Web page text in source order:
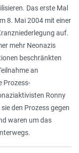
Das erste Mal
8. Mai 2004 mit einer
auf.
mehr Neonazis
beschränkten
an
Prozess-
Ronny
den Prozess gegen
waren um das